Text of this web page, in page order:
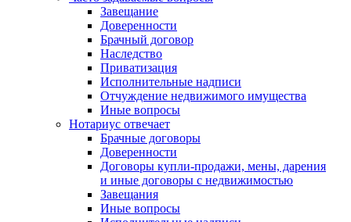
Завещание
Доверенности
Брачный договор
Наследство
Приватизация
Исполнительные надписи
Отчуждение недвижимого имущества
Иные вопросы
Нотариус отвечает
Брачные договоры
Доверенности
Договоры купли-продажи, мены, дарения
и иные договоры с недвижимостью
Завещания
Иные вопросы